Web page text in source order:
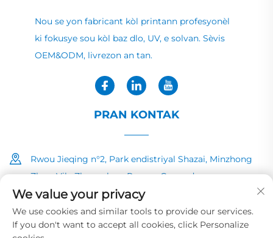
Nou se yon fabricant kòl printann profesyonèl
ki fokusye sou kòl baz dlo, UV, e solvan. Sèvis
OEM&ODM, livrezon an tan.
PRAN KONTAK
Rwou Jieqing n°2, Park endistriyal Shazai, Minzhong
Zhen, Vila Zhongshan, Povens Guangdong
+86-13726040081
[email protected]
We value your privacy
We use cookies and similar tools to provide our services.
If you don't want to accept all cookies, click Personalize